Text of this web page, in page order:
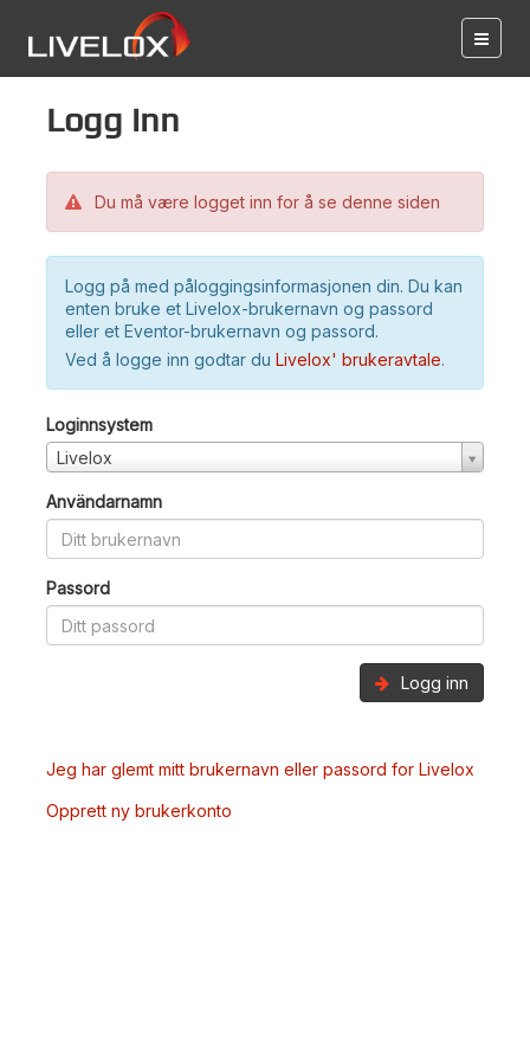
Logg inn
Du må være logget inn for å se denne siden
Logg på med påloggingsinformasjonen din. Du kan
enten bruke et Livelox-brukernavn og passord
eller et Eventor-brukernavn og passord.
Ved å logge inn godtar du Livelox' brukeravtale.
Loginnsystem
Livelox
Användarnamn
Passord
Logg inn
Jeg har glemt mitt brukernavn eller passord for Livelox
Opprett ny brukerkonto